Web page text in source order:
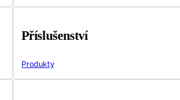
Příslušenství
Produkty